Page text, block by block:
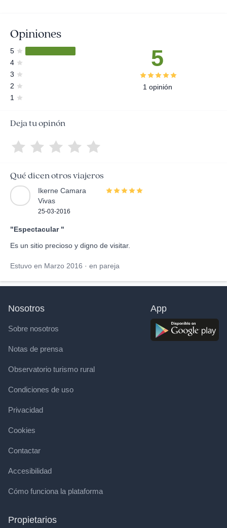
Opiniones
5
4
3
2
1
5
1 opinión
Deja tu opinón
Qué dicen otros viajeros
Ikerne Camara
Vivas
25-03-2016
"Espectacular "
Es un sitio precioso y digno de visitar.
Estuvo en Marzo 2016 · en pareja
Nosotros
Sobre nosotros
Notas de prensa
Observatorio turismo rural
Condiciones de uso
Privacidad
Cookies
Contactar
Accesibilidad
Cómo funciona la plataforma
Propietarios
App